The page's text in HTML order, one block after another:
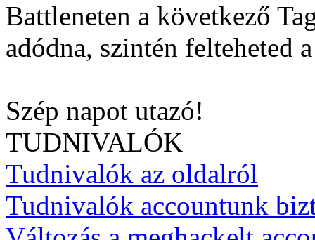
Battleneten a következő
adódna, szintén felteheted
Szép napot utazó!
TUDNIVALÓK
Tudnivalók az oldalról
Tudnivalók accountunk